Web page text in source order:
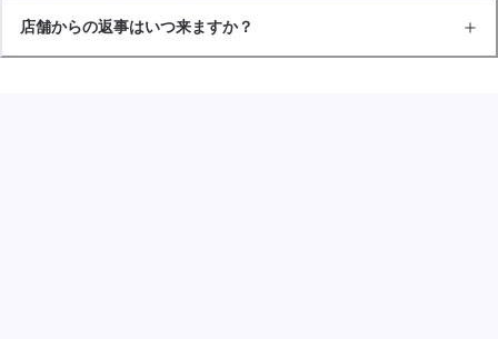
店舗からの返事はいつ来ますか？